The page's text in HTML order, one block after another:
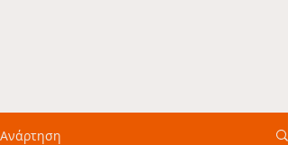
Ανάρτηση